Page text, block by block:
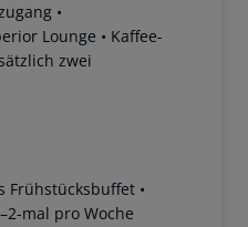
•
Lounge • Kaffee-
zwei
Frühstücksbuffet •
mal pro Woche